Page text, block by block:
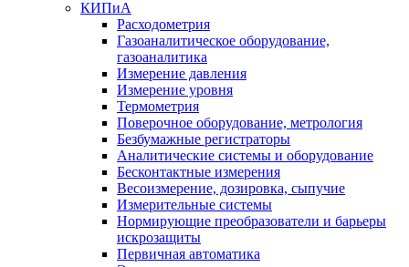
КИПиА
Расходометрия
Газоаналитическое оборудование,
газоаналитика
Измерение давления
Измерение уровня
Термометрия
Поверочное оборудование, метрология
Безбумажные регистраторы
Аналитические системы и оборудование
Бесконтактные измерения
Весоизмерение, дозировка, сыпучие
Измерительные системы
Нормирующие преобразователи и барьеры
искрозащиты
Первичная автоматика